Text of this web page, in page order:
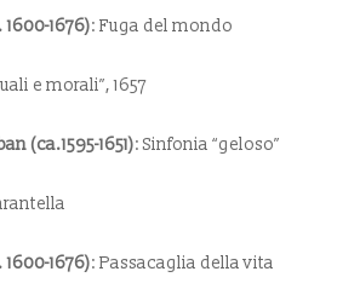
1676): Fuga del mondo
e morali”, 1657
(ca.1595-1651):Sinfonia “geloso”
1676): Passacaglia della vita